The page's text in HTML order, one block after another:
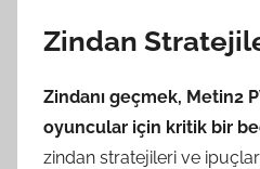
Zindan
Zindanı geçmek, Metin2
oyuncular için kritik bir
zindan stratejileri ve